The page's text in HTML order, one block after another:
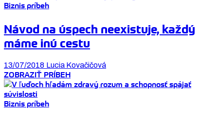
Biznis príbeh
Návod na úspech neexistuje, každý
máme inú cestu
13/07/2018 Lucia Kovačičová
ZOBRAZIŤ PRÍBEH
Biznis príbeh